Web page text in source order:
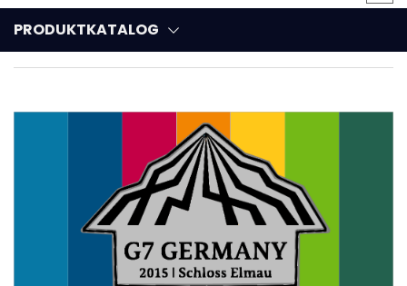
PRODUKTKATALOG